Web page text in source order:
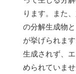
ります。また
の分解生成物
が挙げられま
生成されず、
められていま